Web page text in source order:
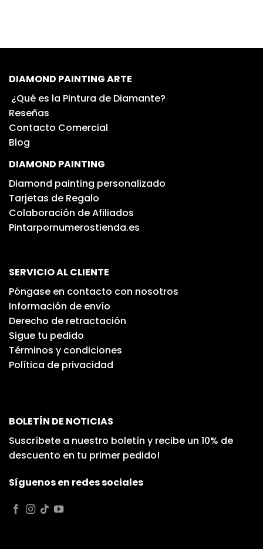
DIAMOND PAINTING ARTE
¿Qué es la Pintura de Diamante?
Reseñas
Contacto Comercial
Blog
DIAMOND PAINTING
Diamond painting personalizado
Tarjetas de Regalo
Colaboración de Afiliados
Pintarpornumerostienda.es
SERVICIO AL CLIENTE
Póngase en contacto con nosotros
Información de envío
Derecho de retractación
Sigue tu pedido
Términos y condiciones
Política de privacidad
BOLETÍN DE NOTICIAS
Suscríbete a nuestro boletín y recibe un 10% de
descuento en tu primer pedido!
Síguenos en redes sociales